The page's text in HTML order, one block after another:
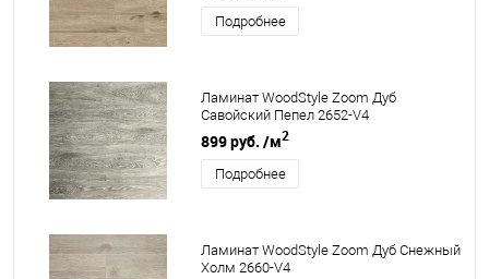
Подробнее
Ламинат WoodStyle Zoom Дуб
Савойский Пепел 2652-V4
899 руб. /м2
Подробнее
Ламинат WoodStyle Zoom Дуб Снежный
Холм 2660-V4